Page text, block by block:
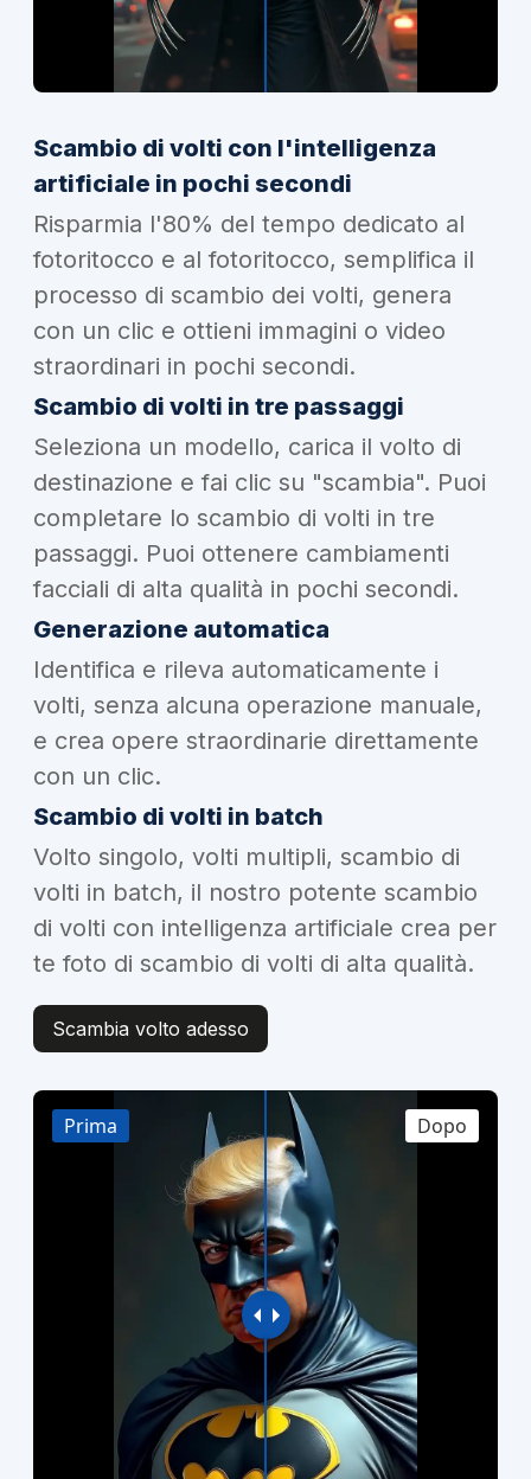
Scambio di volti con l'intelligenza
artificiale in pochi secondi
Risparmia l'80% del tempo dedicato al
fotoritocco e al fotoritocco, semplifica il
processo di scambio dei volti, genera
con un clic e ottieni immagini o video
straordinari in pochi secondi.
Scambio di volti in tre passaggi
Seleziona un modello, carica il volto di
destinazione e fai clic su "scambia". Puoi
completare lo scambio di volti in tre
passaggi. Puoi ottenere cambiamenti
facciali di alta qualità in pochi secondi.
Generazione automatica
Identifica e rileva automaticamente i
volti, senza alcuna operazione manuale,
e crea opere straordinarie direttamente
con un clic.
Scambio di volti in batch
Volto singolo, volti multipli, scambio di
volti in batch, il nostro potente scambio
di volti con intelligenza artificiale crea per
te foto di scambio di volti di alta qualità.
Scambia volto adesso
Dopo
Prima